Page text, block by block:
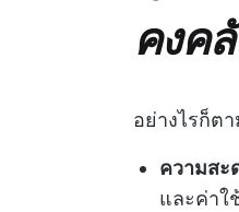
คงค
อย่างไรก็ต
ความสะ
และค่าใ